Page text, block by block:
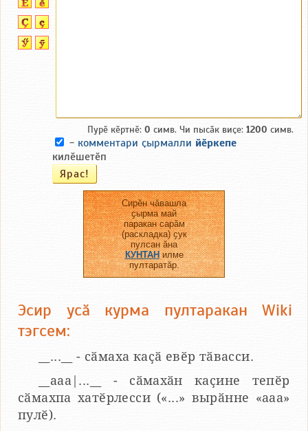
Пурӗ кӗртнӗ: 0 симв. Чи пысӑк виҫе: 1200 симв.
- комментари ҫырмалли йӗркепе
килӗшетӗп
Сирӗн чӑвашла
ҫырма май
паракан сарӑм
(раскладка) ҫук
пулсан ӑна
КУНТАНилме
пултаратӑр.
Эсир усӑ курма пултаракан Wiki
тэгсем:
__...__ - сӑмаха каҫӑ евӗр тӑвасси.
__aaa|...__ - сӑмахӑн каҫине тепӗр
сӑмахпа хатӗрлесси («...» вырӑнне «ааа»
пулӗ).